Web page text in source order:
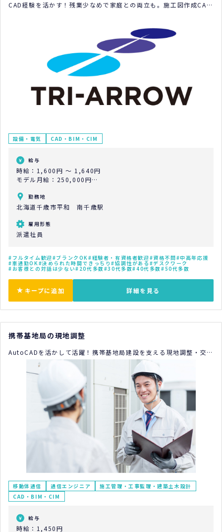
CAD経験を活かす！残業少なめで家庭との両立も。施工図作成CAD
設備・電気 CAD・BIM・CIM
給与
時給：1,600円 ～ 1,640円
モデル月給：250,000円
勤務地
北海道千歳市平和 南千歳駅
雇用形態
派遣社員
フルタイム歓迎 ブランクOK 経験者・有資格者歓迎 資格不問 中高年応援
車通勤OK 決められた時間できっちり 協調性がある デスクワーク
お客様との対話は少ない 20代多数 30代多数 40代多数 50代多数
キープに追加 詳細を見る
携帯基地局の現地調整
AutoCADを活かして活躍！携帯基地局建設を支える現地調整・交渉
移動体通信 通信エンジニア
施工管理・工事監理・建築土木設計
CAD・BIM・CIM
給与
時給：1,450円